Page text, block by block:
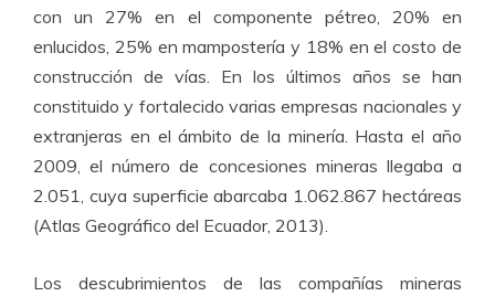
con un 27% en el componente pétreo, 20% en
enlucidos, 25% en mampostería y 18% en el costo de
construcción de vías. En los últimos años se han
constituido y fortalecido varias empresas nacionales y
extranjeras en el ámbito de la minería. Hasta el año
2009, el número de concesiones mineras llegaba a
2.051, cuya superficie abarcaba 1.062.867 hectáreas
(Atlas Geográfico del Ecuador, 2013).
Los descubrimientos de las compañías mineras